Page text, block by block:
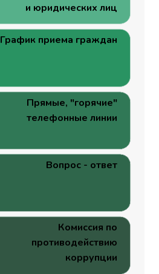
и юридических лиц
График приема граждан
Прямые, "горячие"
телефонные линии
Вопрос - ответ
Комиссия по
противодействию
коррупции